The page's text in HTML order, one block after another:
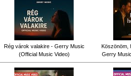
Rég várok valakire - Gerry Music
(Official Music Video)
Köszönöm,
Gerry